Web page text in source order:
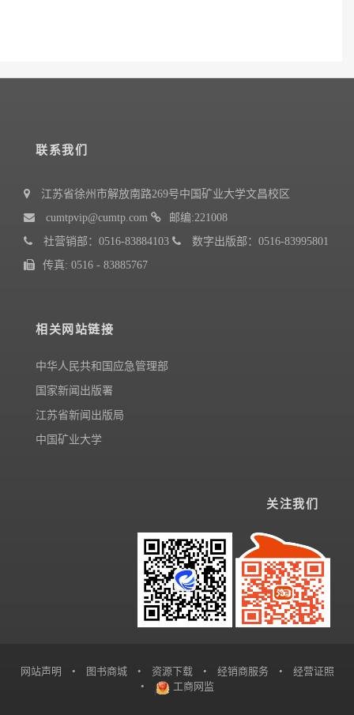
联系我们
江苏省徐州市解放南路269号中国矿业大学文昌校区
cumtpvip@cumtp.com
邮编:221008
社营销部：0516-83884103
数字出版部：0516-83995801
传真: 0516 - 83885767
相关网站链接
中华人民共和国应急管理部
国家新闻出版署
江苏省新闻出版局
中国矿业大学
关注我们
网站声明 • 图书商城 • 资源下载 • 经销商服务 •
经营证照
•
工商网监